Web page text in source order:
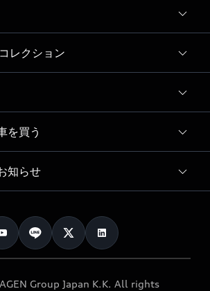
定モデル
ン
レクション
ート
を買う
知らせ
ンペーン
Group Japan K.K. All rights